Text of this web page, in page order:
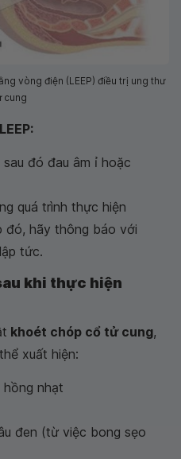
vòng điện (LEEP) điều trị ung thư
cung
đó đau âm ỉ hoặc
quá trình thực hiện
đó, hãy thông báo với
tức.
khi thực hiện
khoét chóp cổ tử cung,
xuất hiện:
hồng nhạt
đen (từ việc bong sẹo